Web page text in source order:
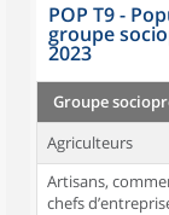
POP T9 -
groupe
2023
Groupe
Agriculteurs
Artisans,
chefs